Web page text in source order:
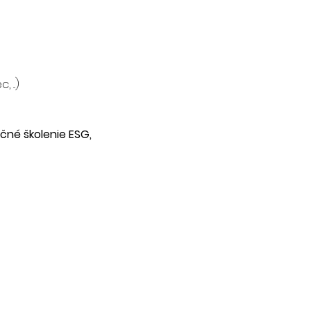
...)
školenie ESG,